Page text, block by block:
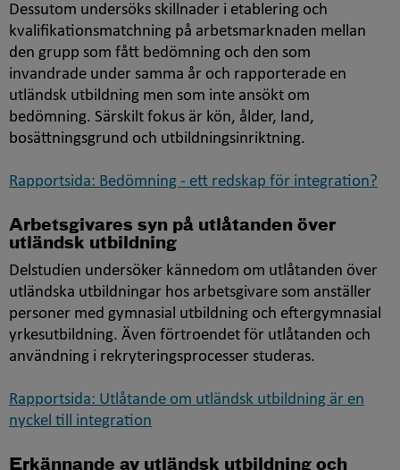
Dessutom undersöks skillnader i etablering och
kvalifikationsmatchning på arbetsmarknaden mellan
den grupp som fått bedömning och den som
invandrade under samma år och rapporterade en
utländsk utbildning men som inte ansökt om
bedömning. Särskilt fokus är kön, ålder, land,
bosättningsgrund och utbildningsinriktning.
Rapportsida: Bedömning - ett redskap för integration?
Arbetsgivares syn på utlåtanden över
utländsk utbildning
Delstudien undersöker kännedom om utlåtanden över
utländska utbildningar hos arbetsgivare som anställer
personer med gymnasial utbildning och eftergymnasial
yrkesutbildning. Även förtroendet för utlåtanden och
användning i rekryteringsprocesser studeras.
Rapportsida: Utlåtande om utländsk utbildning är en
nyckel till integration
Erkännande av utländsk utbildning och